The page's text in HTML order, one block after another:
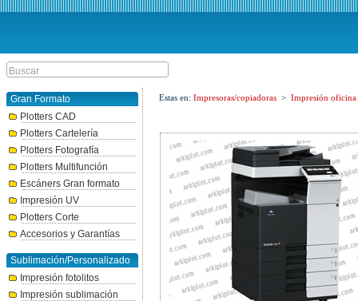
Gran Formato
Plotters CAD
Plotters Cartelería
Plotters Fotografía
Plotters Multifunción
Escáners Gran formato
Impresión UV
Plotters Corte
Accesorios y Garantías
Sublimación/Personalizado
Impresión fotolitos
Impresión sublimación
Estas en: Impresoras/copiadoras > Impresión oficina